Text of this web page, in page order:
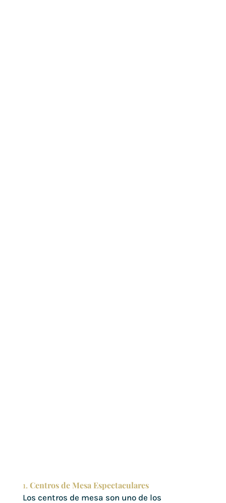
1. Centros de Mesa Espectaculares
Los centros de mesa son uno de los